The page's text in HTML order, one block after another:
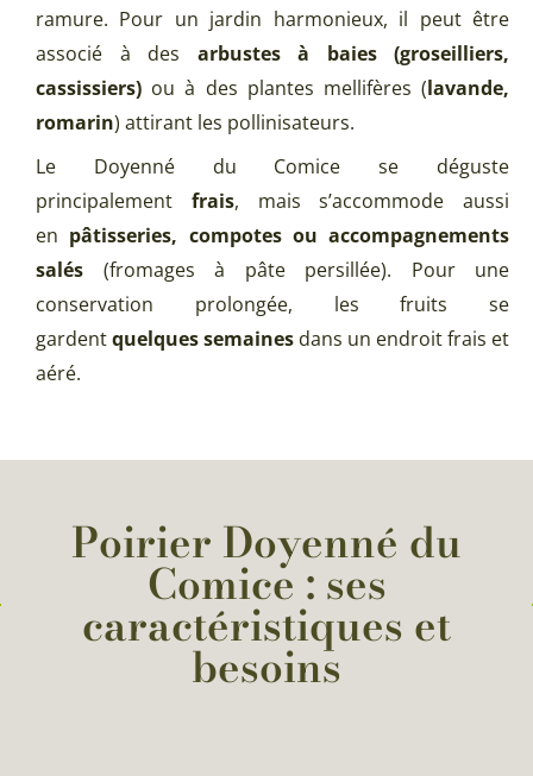
ramure. Pour un jardin harmonieux, il peut être
associé à des arbustes à baies (groseilliers,
cassissiers) ou à des plantes mellifères (lavande,
romarin) attirant les pollinisateurs.
Le Doyenné du Comice se déguste
principalement frais, mais s’accommode aussi
en pâtisseries, compotes ou accompagnements
salés (fromages à pâte persillée). Pour une
conservation prolongée, les fruits se
gardentquelques semaines dans un endroit frais et
aéré.
Poirier Doyenné du
Comice : ses
caractéristiques et
besoins